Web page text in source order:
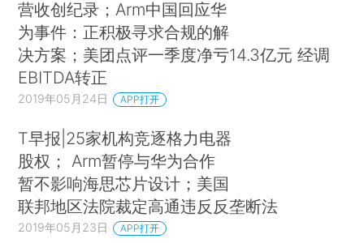
营收创纪录；Arm中国回应华
为事件：正积极寻求合规的解
决方案；美团点评一季度净亏14.3亿元 经调
EBITDA转正
2019年05月24日 APP打开
T早报|25家机构竞逐格力电器
股权； Arm暂停与华为合作
暂不影响海思芯片设计；美国
联邦地区法院裁定高通违反反垄断法
2019年05月23日 APP打开